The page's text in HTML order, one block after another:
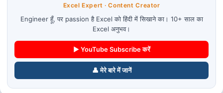
Excel Expert · Content Creator
Engineer हूँ, पर passion है Excel को हिंदी में सिखाने का। 10+ साल का
Excel अनुभव।
▶ YouTube Subscribe करें
👤 मेरे बारे में जानें